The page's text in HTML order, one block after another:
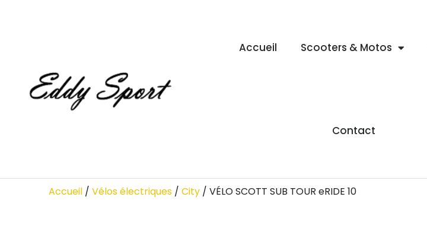
Accueil Scooters & Motos
Contact
Accueil / Vélos électriques / City / VÉLO SCOTT SUB TOUR eRIDE 10